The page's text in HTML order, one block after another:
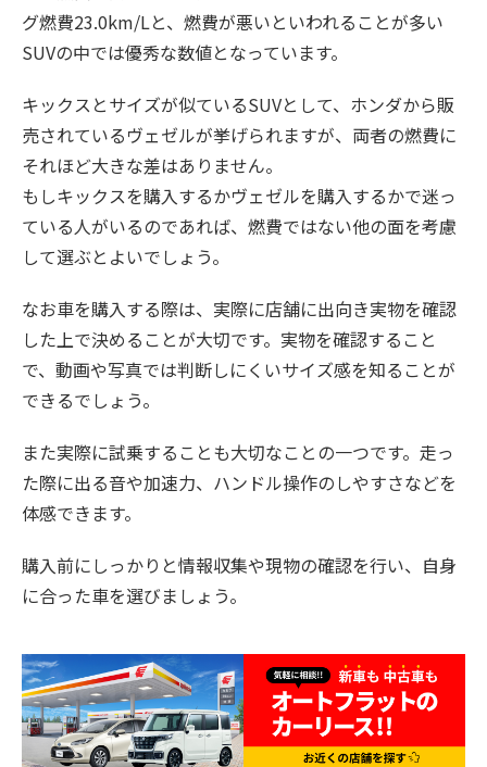
グ燃費23.0km/Lと、燃費が悪いといわれることが多い
SUVの中では優秀な数値となっています。
キックスとサイズが似ているSUVとして、ホンダから販
売されているヴェゼルが挙げられますが、両者の燃費に
それほど大きな差はありません。
もしキックスを購入するかヴェゼルを購入するかで迷っ
ている人がいるのであれば、燃費ではない他の面を考慮
して選ぶとよいでしょう。
なお車を購入する際は、実際に店舗に出向き実物を確認
した上で決めることが大切です。実物を確認すること
で、動画や写真では判断しにくいサイズ感を知ることが
できるでしょう。
また実際に試乗することも大切なことの一つです。走っ
た際に出る音や加速力、ハンドル操作のしやすさなどを
体感できます。
購入前にしっかりと情報収集や現物の確認を行い、自身
に合った車を選びましょう。